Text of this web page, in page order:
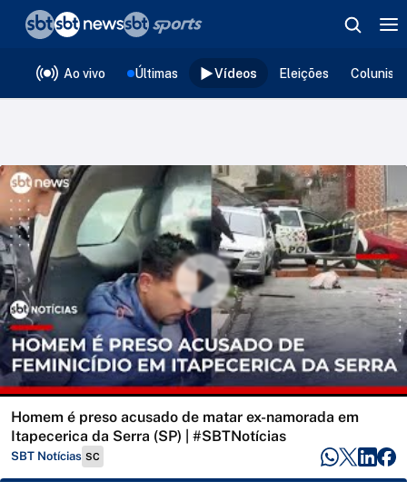
Ao vivo Últimas Vídeos Eleições
Homem é preso acusado de matar ex-namorada em
Itapecerica da Serra (SP) | #SBTNotícias
SBT Notícias SC
❮voltar
Editorias